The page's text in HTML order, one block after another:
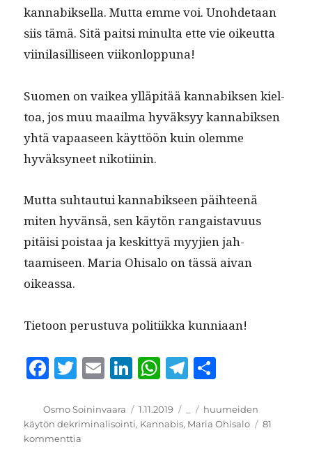
kannabik­sel­la. Mut­ta emme voi. Uno­hde­taan
siis tämä. Sitä pait­si min­ul­ta ette vie oikeut­ta
viini­lasil­liseen viikonloppuna!
Suomen on vaikea ylläpitää kannabik­sen kiel­
toa, jos muu maail­ma hyväksyy kannabik­sen
yhtä vapaaseen käyt­töön kuin olemme
hyväksyneet nikotiinin.
Mut­ta suh­tau­tui kannabik­seen päi­h­teenä
miten hyvän­sä, sen käytön ran­gais­tavu­us
pitäisi pois­taa ja keskit­tyä myyjien jah­
taamiseen. Maria Ohisa­lo on tässä aivan
oikeassa.
Tietoon perus­tu­va poli­ti­ik­ka kunniaan!
F
c
e
T
it
te
E
ai
l
Li
k
e
W
at
s
T
e
g
a
re
Kirjoittaja
Osmo Soininvaara Julkaistu
1.11.2019 Kategoriat
Avainsanat
huumeiden
käytön dekriminalisointi, Kannabis, Maria Ohisalo
81
kommenttia